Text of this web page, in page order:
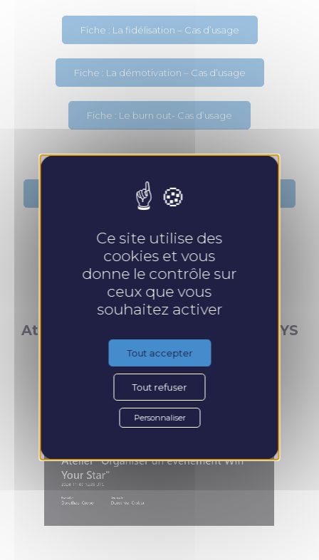
Fiche : La fidélisation – Cas d’usage
Fiche : La démotivation – Cas d’usage
Fiche : Le burn out- Cas d’usage
Fiche : Les résultats de questionnaire de satisfaction
Fiche : Les résultats des bilans individuels
Atelier Organiser un Evènement WYS
Ce site utilise des
cookies et vous
donne le contrôle sur
ceux que vous
souhaitez activer
Tout accepter
Tout refuser
Personnaliser